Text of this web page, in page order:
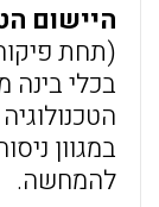
היישום
(תחת
בכלי
במגוון
להמחשה.